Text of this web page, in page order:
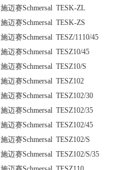
施迈赛Schmersal TESK-ZL
施迈赛Schmersal TESK-ZS
施迈赛Schmersal TESZ/1110/45
施迈赛Schmersal TESZ10/45
施迈赛Schmersal TESZ10/S
施迈赛Schmersal TESZ102
施迈赛Schmersal TESZ102/30
施迈赛Schmersal TESZ102/35
施迈赛Schmersal TESZ102/45
施迈赛Schmersal TESZ102/S
施迈赛Schmersal TESZ102/S/35